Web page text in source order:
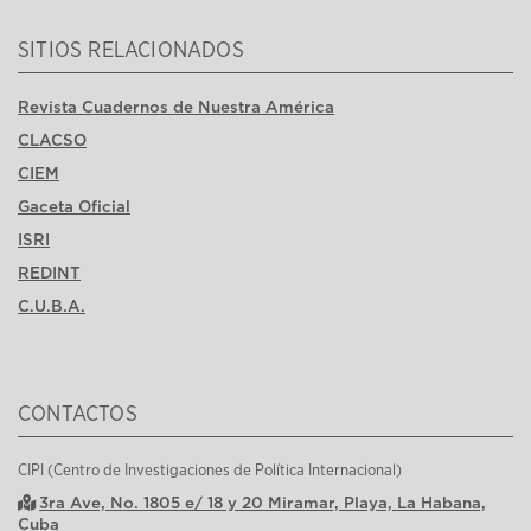
SITIOS RELACIONADOS
Revista Cuadernos de Nuestra América
CLACSO
CIEM
Gaceta Oficial
ISRI
REDINT
C.U.B.A.
CONTACTOS
CIPI (Centro de Investigaciones de Política Internacional)
3ra Ave, No. 1805 e/ 18 y 20 Miramar, Playa, La Habana,
Cuba